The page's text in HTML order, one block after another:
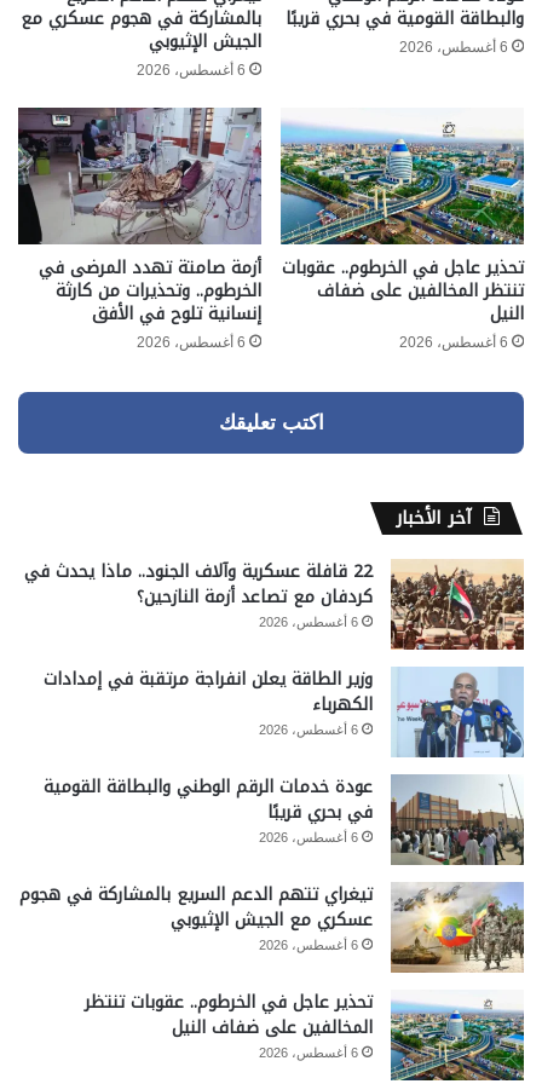
والبطاقة القومية في بحري قريبًا
6 أغسطس، 2026
بالمشاركة في هجوم عسكري مع
الجيش الإثيوبي
6 أغسطس، 2026
تحذير عاجل في الخرطوم.. عقوبات
تنتظر المخالفين على ضفاف
النيل
6 أغسطس، 2026
أزمة صامتة تهدد المرضى في
الخرطوم.. وتحذيرات من كارثة
إنسانية تلوح في الأفق
6 أغسطس، 2026
اكتب تعليقك
آخر الأخبار
22 قافلة عسكرية وآلاف الجنود.. ماذا يحدث في
كردفان مع تصاعد أزمة النازحين؟
6 أغسطس، 2026
وزير الطاقة يعلن انفراجة مرتقبة في إمدادات
الكهرباء
6 أغسطس، 2026
عودة خدمات الرقم الوطني والبطاقة القومية
في بحري قريبًا
6 أغسطس، 2026
تيغراي تتهم الدعم السريع بالمشاركة في هجوم
عسكري مع الجيش الإثيوبي
6 أغسطس، 2026
تحذير عاجل في الخرطوم.. عقوبات تنتظر
المخالفين على ضفاف النيل
6 أغسطس، 2026